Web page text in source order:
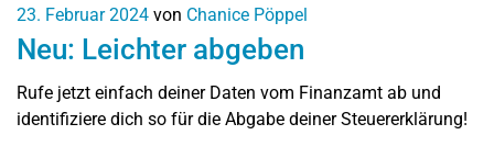
23. Februar 2024 von Chanice Pöppel
Neu: Leichter abgeben
Rufe jetzt einfach deiner Daten vom Finanzamt ab und
identifiziere dich so für die Abgabe deiner Steuererklärung!